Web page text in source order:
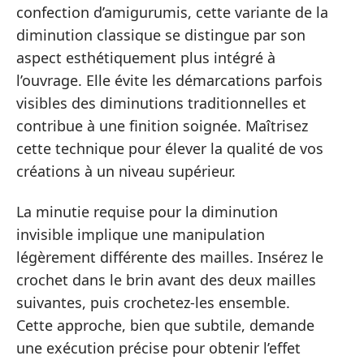
confection d’amigurumis, cette variante de la
diminution classique se distingue par son
aspect esthétiquement plus intégré à
l’ouvrage. Elle évite les démarcations parfois
visibles des diminutions traditionnelles et
contribue à une finition soignée. Maîtrisez
cette technique pour élever la qualité de vos
créations à un niveau supérieur.
La minutie requise pour la diminution
invisible implique une manipulation
légèrement différente des mailles. Insérez le
crochet dans le brin avant des deux mailles
suivantes, puis crochetez-les ensemble.
Cette approche, bien que subtile, demande
une exécution précise pour obtenir l’effet